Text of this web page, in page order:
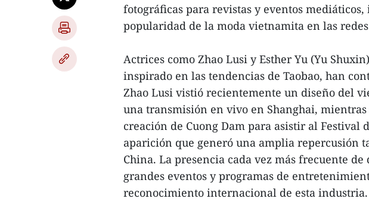
fotográficas para revistas y eventos
popularidad de la moda vietnamita en las
Actrices como Zhao Lusi y Esther Yu (Yu
inspirado en las tendencias de Taobao, han
Zhao Lusi vistió recientemente un diseño del
una transmisión en vivo en Shanghai,
creación de Cuong Dam para asistir al Festival
aparición que generó una amplia repercusión
China. La presencia cada vez más frecuente
grandes eventos y programas de
reconocimiento internacional de esta industria.